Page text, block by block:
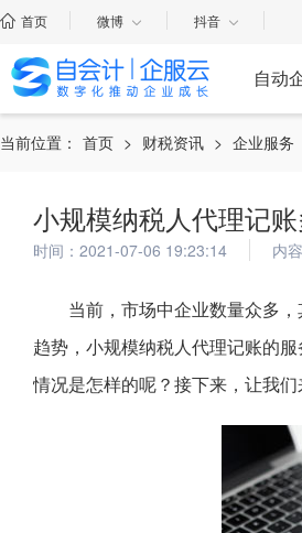
首页 微博 抖音
自动
当前位置： 首页 > 财税资讯 > 企业服务
小规模纳税人代理记
时间：2021-07-06 19:23:14 内
当前，市场中企业数量众多
趋势，小规模纳税人代理记账的
情况是怎样的呢？接下来，让我们